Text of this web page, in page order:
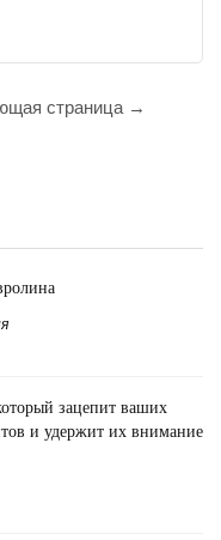
страница →
зацепит ваших
и удержит их внимание